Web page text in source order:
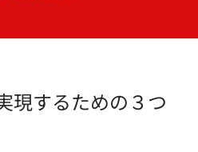
現するための３つ